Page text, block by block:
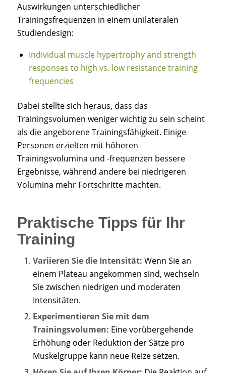
Auswirkungen unterschiedlicher
Trainingsfrequenzen in einem unilateralen
Studiendesign:
Individual muscle hypertrophy and strength
responses to high vs. low resistance training
frequencies
Dabei stellte sich heraus, dass das
Trainingsvolumen weniger wichtig zu sein scheint
als die angeborene Trainingsfähigkeit. Einige
Personen erzielten mit höheren
Trainingsvolumina und -frequenzen bessere
Ergebnisse, während andere bei niedrigeren
Volumina mehr Fortschritte machten.
Praktische Tipps für Ihr
Training
Variieren Sie die Intensität: Wenn Sie an
einem Plateau angekommen sind, wechseln
Sie zwischen niedrigen und moderaten
Intensitäten.
Experimentieren Sie mit dem
Trainingsvolumen: Eine vorübergehende
Erhöhung oder Reduktion der Sätze pro
Muskelgruppe kann neue Reize setzen.